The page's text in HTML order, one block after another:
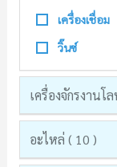
เครื่องเชื่อม
วิ๊นซ์
เครื่องจักรงานโ
อะไหล่ ( 10 )